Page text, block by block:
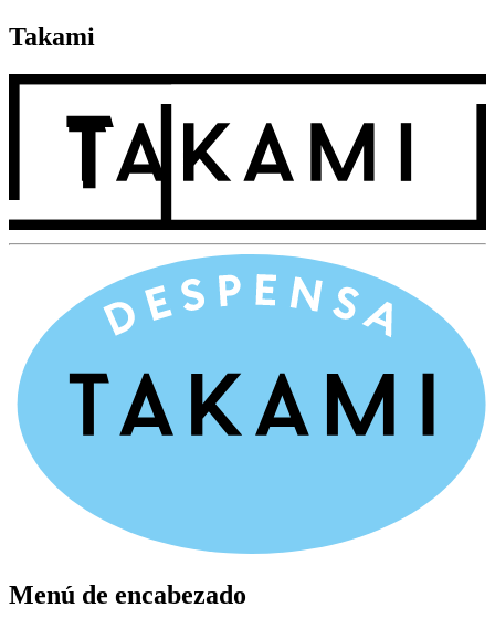
Takami
Menú de encabezado